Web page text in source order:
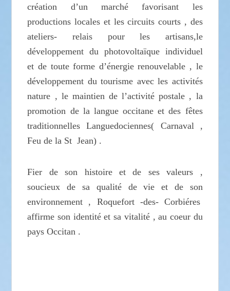
création d’un marché favorisant les
productions locales et les circuits courts , des
ateliers- relais pour les artisans,le
développement du photovoltaïque individuel
et de toute forme d’énergie renouvelable , le
développement du tourisme avec les activités
nature , le maintien de l’activité postale , la
promotion de la langue occitane et des fêtes
traditionnelles Languedociennes( Carnaval ,
Feu de la St Jean) .
Fier de son histoire et de ses valeurs ,
soucieux de sa qualité de vie et de son
environnement , Roquefort -des- Corbiéres
affirme son identité et sa vitalité , au coeur du
pays Occitan .